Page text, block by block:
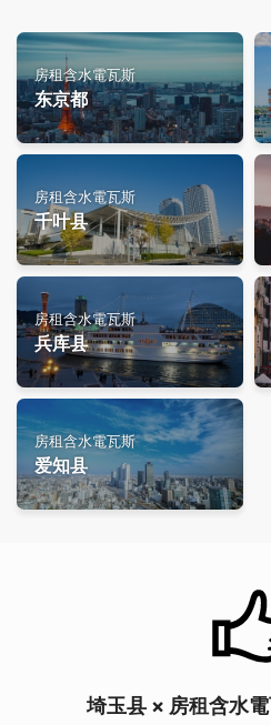
房租含水電瓦斯
东京都
房租含水電瓦斯
千叶县
房租含水電瓦斯
兵库县
房租含水電瓦斯
爱知县
埼玉县 × 房租含水